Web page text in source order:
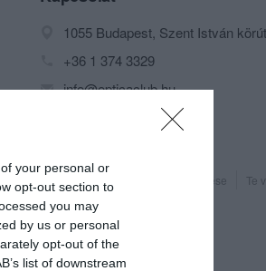
your personal or
opt-out section to
you may
by us or personal
opt-out of the
list of downstream
1055 Budapest, Szent István
+36 1 374 3329
info@opticaclub.hu
http://www.opticaclub.hu/
Probléma jelentése Te